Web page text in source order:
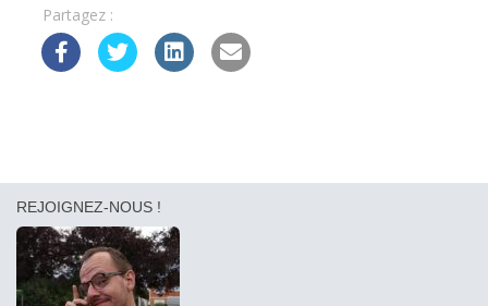
Partagez :
REJOIGNEZ-NOUS !